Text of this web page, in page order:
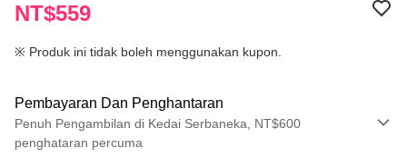
NT$559
※ Produk ini tidak boleh menggunakan kupon.
Pembayaran Dan Penghantaran
Penuh Pengambilan di Kedai Serbaneka, NT$600
penghataran percuma